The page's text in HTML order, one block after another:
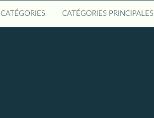
CATÉGORIES CATÉGORIES PRINCIPALES